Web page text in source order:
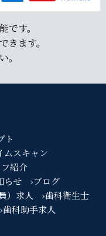
です。
きます。
。
ト
ムスキャン
紹介
らせ
›ブログ
）求人
›歯科衛生士
›歯科助手求人